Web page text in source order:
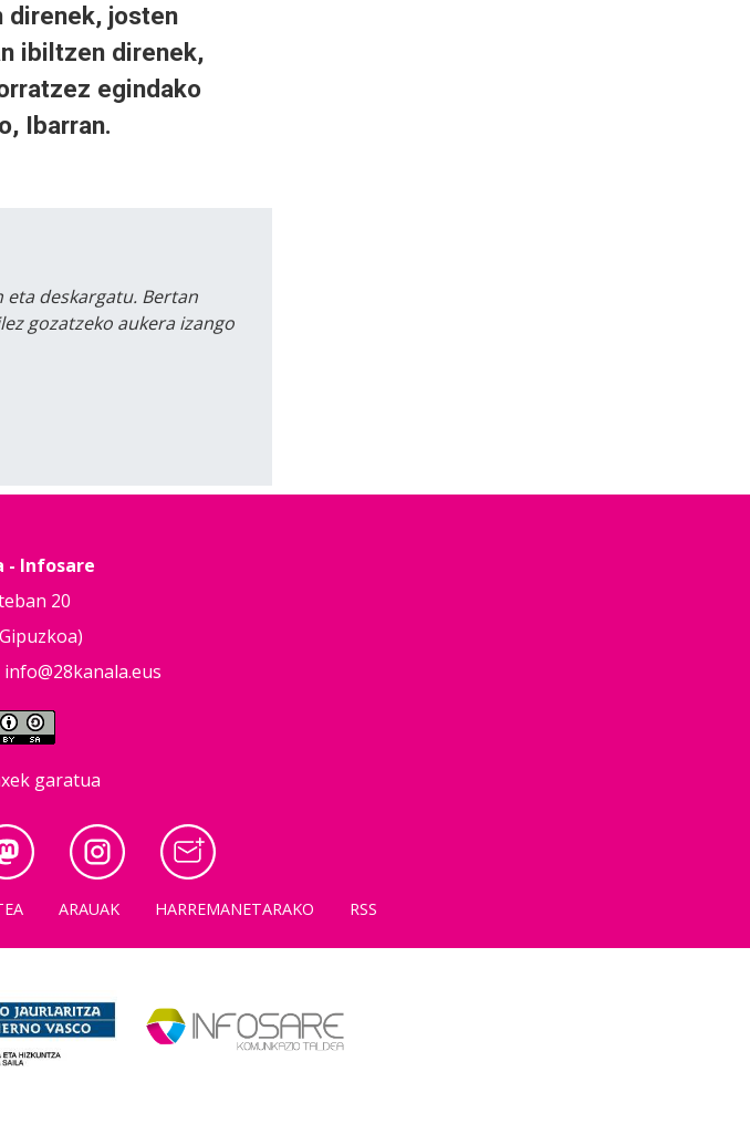
direnek, josten
ibiltzen direnek,
egindako
Ibarran.
eta deskargatu. Bertan
gozatzeko aukera izango
- Infosare
20
info@28kanala.eus
garatua
ARAUAK HARREMANETARAKO RSS